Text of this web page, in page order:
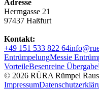
Adresse
Herrngasse 21
97437 Haßfurt
Kontakt:
+49 151 533 822 64
EntrümpelungMessie
VorteileBesenreine Übergabe
© 2026 RÜRA Rümpel
Impressum